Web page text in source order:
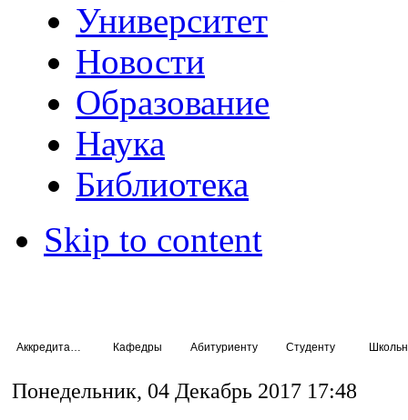
Университет
Новости
Образование
Наука
Библиотека
Skip to content
Кафедры Абитуриенту Студенту
Понедельник, 04 Декабрь 2017 17:48